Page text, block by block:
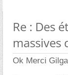
Re : Des
massives
Ok Merci